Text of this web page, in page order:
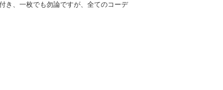
き、一枚でも勿論ですが、全てのコーデ